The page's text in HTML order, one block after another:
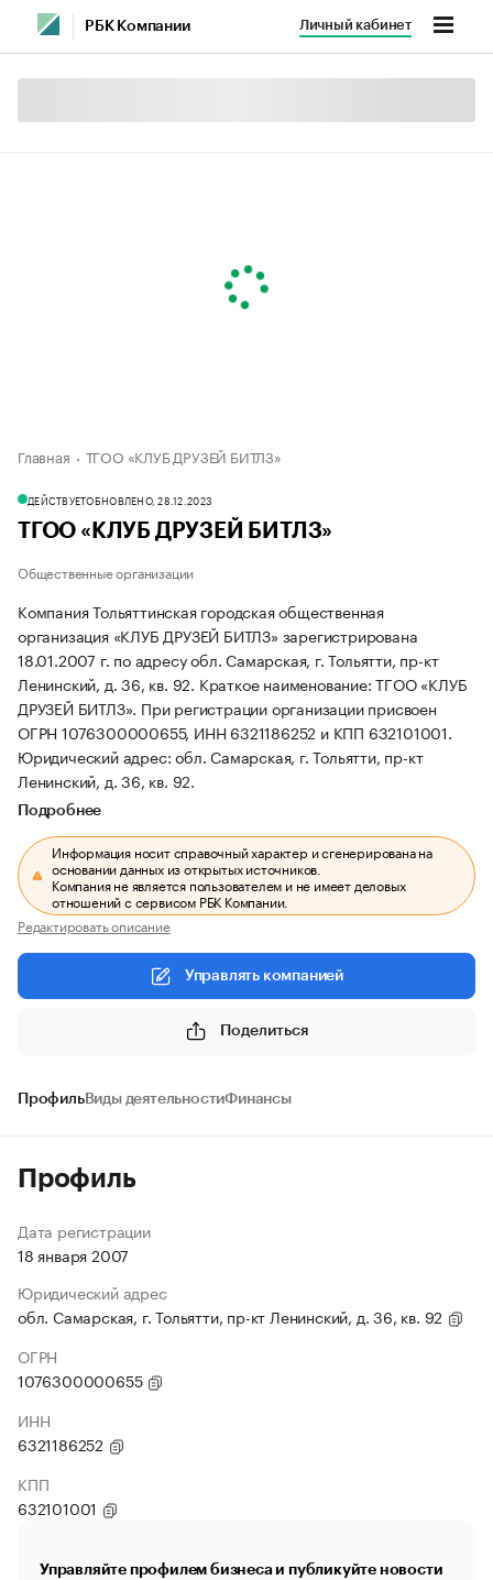
РБК Компании Личный кабинет
Главная ТГОО «КЛУБ ДРУЗЕЙ БИТЛЗ»
ДЕЙСТВУЕТОБНОВЛЕНО, 28.12.2023
ТГОО «КЛУБ ДРУЗЕЙ БИТЛЗ»
Общественные организации
Компания Тольяттинская городская общественная
организация «КЛУБ ДРУЗЕЙ БИТЛЗ» зарегистрирована
18.01.2007 г. по адресу обл. Самарская, г. Тольятти, пр-кт
Ленинский, д. 36, кв. 92. Краткое наименование: ТГОО «КЛУБ
ДРУЗЕЙ БИТЛЗ». При регистрации организации присвоен
ОГРН 1076300000655, ИНН 6321186252 и КПП 632101001.
Юридический адрес: обл. Самарская, г. Тольятти, пр-кт
Ленинский, д. 36, кв. 92.
Подробнее
Информация носит справочный характер и сгенерирована на
основании данных из открытых источников.
Компания не является пользователем и не имеет деловых
отношений с сервисом РБК Компании.
Редактировать описание
Управлять компанией
Поделиться
ПрофильВиды деятельностиФинансы
Профиль
Дата регистрации
18 января 2007
Юридический адрес
обл. Самарская, г. Тольятти, пр-кт Ленинский, д. 36, кв. 92
ОГРН
1076300000655
ИНН
6321186252
КПП
632101001
Управляйте профилем бизнеса и публикуйте новости